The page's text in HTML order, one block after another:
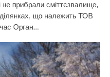
не прибрали сміттєзвалище,
що належить ТОВ
Орган...